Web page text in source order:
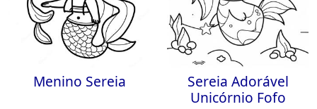
Menino Sereia
Sereia Adorável
Unicórnio Fofo